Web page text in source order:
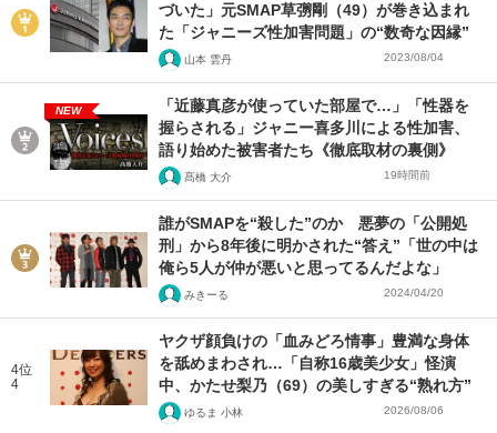
づいた」元SMAP草彅剛（49）が巻き込まれ
た「ジャニーズ性加害問題」の“数奇な因縁”
山本 雲丹 2023/08/04
NEW
「近藤真彦が使っていた部屋で…」「性器を
握らされる」ジャニー喜多川による性加害、
語り始めた被害者たち《徹底取材の裏側》
髙橋 大介 19時間前
誰がSMAPを“殺した”のか 悪夢の「公開処
刑」から8年後に明かされた“答え”「世の中は
俺ら5人が仲が悪いと思ってるんだよな」
みきーる 2024/04/20
4位
4
ヤクザ顔負けの「血みどろ情事」豊満な身体
を舐めまわされ…「自称16歳美少女」怪演
中、かたせ梨乃（69）の美しすぎる“熟れ方”
ゆるま 小林 2026/08/06